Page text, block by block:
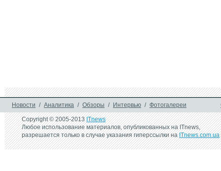
Новости / Аналитика / Обзоры / Интервью / Фотогалереи
Copyright © 2005-2013ITnews
Любое использование материалов, опубликованных на ITnews,
разрешается только в случае указания гиперссылки наITnews.com.ua